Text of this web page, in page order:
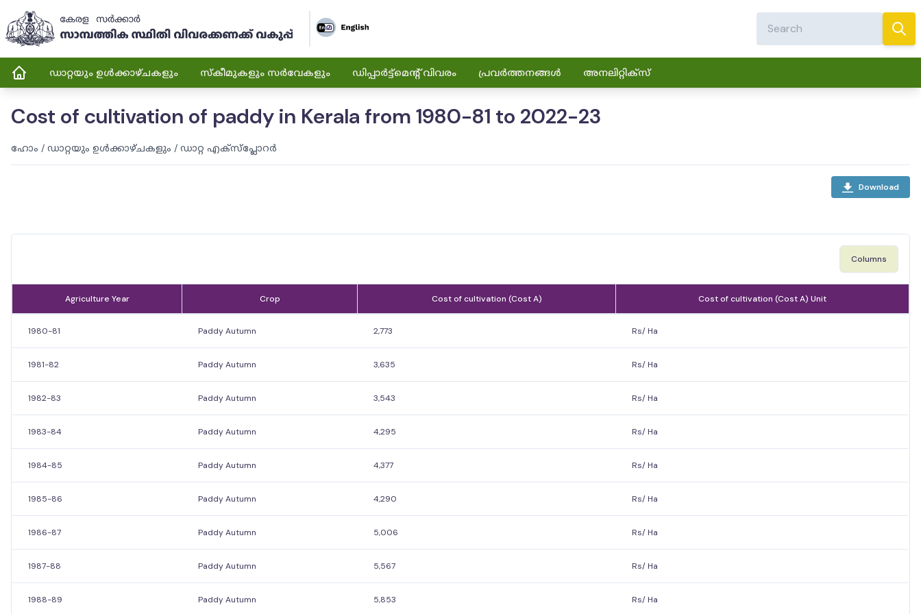
ഡാറ്റയും ഉൾക്കാഴ്ചകളും സ്കീമുകളും സർവേകളും ഡിപ്പാർട്ട്മെന്റ് വിവരം പ്രവർത്തനങ്ങൾ അനലിറ്റിക്സ്
Cost of cultivation of paddy in Kerala from 1980-81 to 2022-23
ഹോം / ഡാറ്റയും ഉൾക്കാഴ്ചകളും / ഡാറ്റ എക്സ്പ്ലോറർ
Download
Columns
Agriculture Year Crop Cost of cultivation (Cost A) Cost of cultivation (Cost A) Unit
1980-81 Paddy Autumn 2,773 Rs/ Ha
1981-82 Paddy Autumn 3,635 Rs/ Ha
1982-83 Paddy Autumn 3,543 Rs/ Ha
1983-84 Paddy Autumn 4,295 Rs/ Ha
1984-85 Paddy Autumn 4,377 Rs/ Ha
1985-86 Paddy Autumn 4,290 Rs/ Ha
1986-87 Paddy Autumn 5,006 Rs/ Ha
1987-88 Paddy Autumn 5,567 Rs/ Ha
1988-89 Paddy Autumn 5,853 Rs/ Ha